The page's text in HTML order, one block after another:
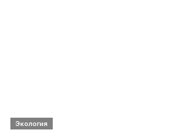
Экология